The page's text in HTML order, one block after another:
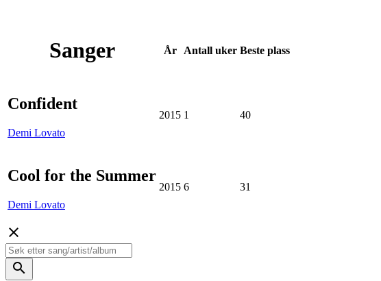
Sanger År Antall uker Beste plass
Confident
Demi Lovato
2015 1 40
Cool for the Summer
Demi Lovato
2015 6 31
close
search